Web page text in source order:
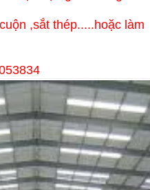
,sắt thép.....hoặc làm